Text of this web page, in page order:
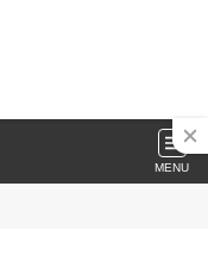
MENU